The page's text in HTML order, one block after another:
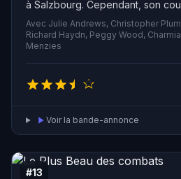
à Salzbourg. Cependant, son
l'envoyer dans une famille en
pour s'occuper de sept enfants.
veuf et capitaine de son état, est
Maria et les enfants sont
Maria gagne leur confiance en
Avec Julie Andrews, Christopher
Richard Haydn, Peggy Wood,
Menzies
Voir la bande-annonce
#13